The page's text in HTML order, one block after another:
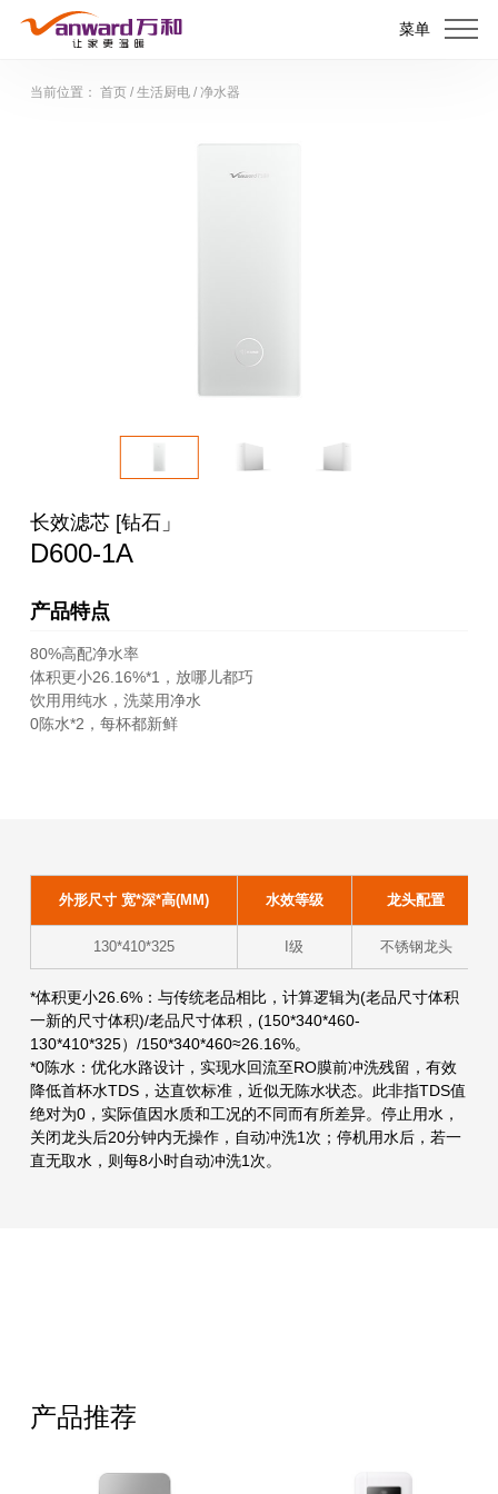
菜单
当前位置： 首页/ 生活厨电/ 净水器
长效滤芯 [钻石」
D600-1A
产品特点
80%高配净水率
体积更小26.16%*1，放哪儿都巧
饮用用纯水，洗菜用净水
0陈水*2，每杯都新鲜
外形尺寸 宽*深*高(MM) 水效等级 龙头配置
130*410*325 I级 不锈钢龙头
*体积更小26.6%：与传统老品相比，计算逻辑为(老品尺寸体积
一新的尺寸体积)/老品尺寸体积，(150*340*460-
130*410*325）/150*340*460≈26.16%。
*0陈水：优化水路设计，实现水回流至RO膜前冲洗残留，有效
降低首杯水TDS，达直饮标准，近似无陈水状态。此非指TDS值
绝对为0，实际值因水质和工况的不同而有所差异。停止用水，
关闭龙头后20分钟内无操作，自动冲洗1次；停机用水后，若一
直无取水，则每8小时自动冲洗1次。
产品推荐